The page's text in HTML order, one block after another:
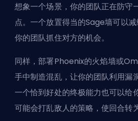
想象一个场景，你的团队正在防守
点。一个放置得当的Sage墙可以
你的团队抓住对方的机会。
同样，部署Phoenix的火焰墙或
手中制造混乱，让你的团队利用漏
一个恰到好处的终极能力也可以给
可能会打乱敌人的策略，使回合转